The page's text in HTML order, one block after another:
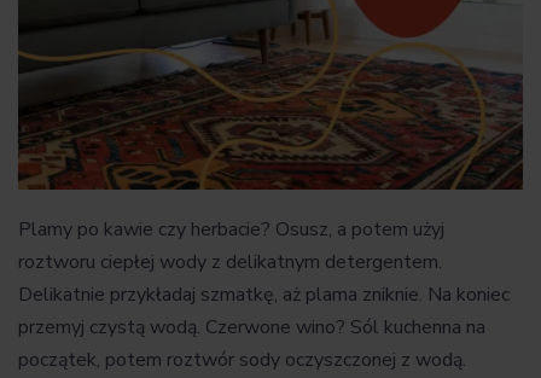
Plamy po kawie czy herbacie? Osusz, a potem użyj
roztworu ciepłej wody z delikatnym detergentem.
Delikatnie przykładaj szmatkę, aż plama zniknie. Na koniec
przemyj czystą wodą. Czerwone wino? Sól kuchenna na
początek, potem roztwór sody oczyszczonej z wodą.